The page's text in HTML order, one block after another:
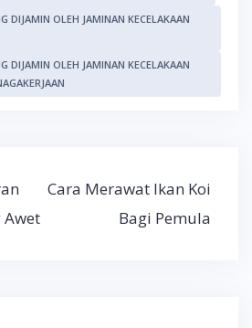
DIJAMIN OLEH JAMINAN KECELAKAAN
DIJAMIN OLEH JAMINAN KECELAKAAN
Awet
Cara Merawat Ikan Koi
Bagi Pemula